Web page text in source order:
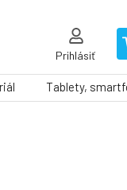
Prihlásiť
Tablety,